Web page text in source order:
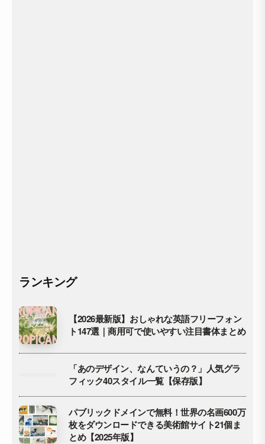
ランキング
【2026最新版】おしゃれな英語フリーフォン
ト147選｜商用可で使いやすい注目書体まとめ
「あのデザイン、なんていうの？」人気グラ
フィック40スタイル一覧【保存版】
パブリックドメインで無料！世界の名画600万
枚をダウンロードできる美術館サイト21個ま
とめ【2025年版】